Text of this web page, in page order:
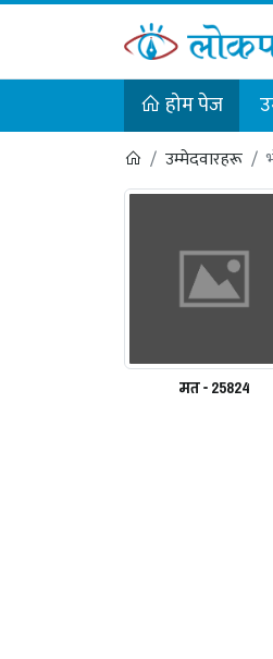
होम पेज
उम्मेदवारहरू
मत - 25824